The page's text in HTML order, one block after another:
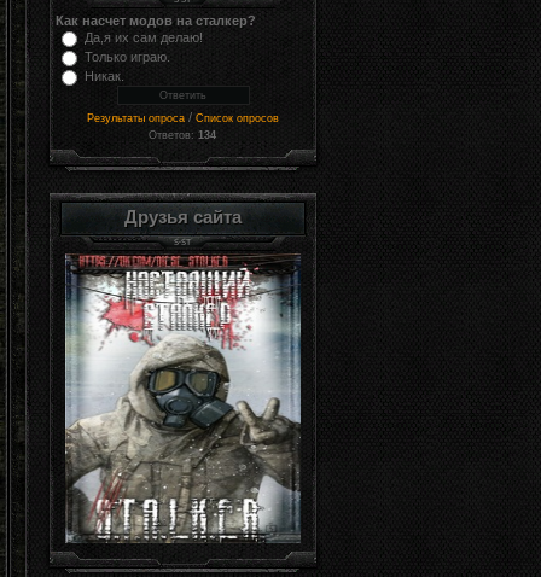
Как насчет модов на сталкер?
Да,я их сам делаю!
Только играю.
Никак.
Результаты опроса / Список опросов
Ответов:134
Друзья сайта